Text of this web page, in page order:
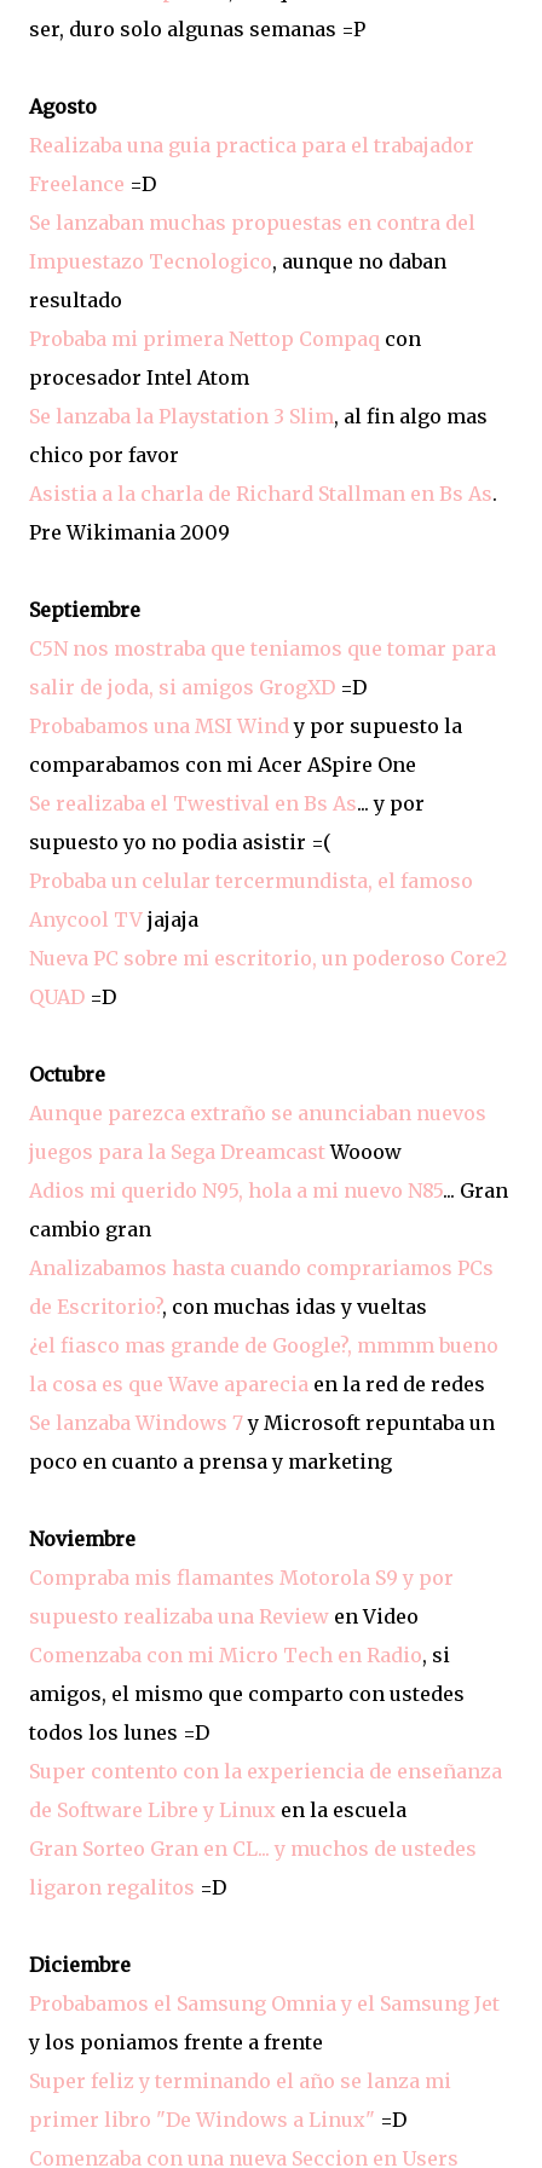
ser, duro solo algunas semanas =P
Agosto
Realizaba una guia practica para el trabajador
Freelance =D
Se lanzaban muchas propuestas en contra del
Impuestazo Tecnologico, aunque no daban
resultado
Probaba mi primera Nettop Compaq con
procesador Intel Atom
Se lanzaba la Playstation 3 Slim, al fin algo mas
chico por favor
Asistia a la charla de Richard Stallman en Bs As.
Pre Wikimania 2009
Septiembre
C5N nos mostraba que teniamos que tomar para
salir de joda, si amigos GrogXD =D
Probabamos una MSI Windy por supuesto la
comparabamos con mi Acer ASpire One
Se realizaba el Twestival en Bs As... y por
supuesto yo no podia asistir =(
Probaba un celular tercermundista, el famoso
Anycool TV jajaja
Nueva PC sobre mi escritorio, un poderoso Core2
QUAD =D
Octubre
Aunque parezca extraño se anunciaban nuevos
juegos para la Sega DreamcastWooow
Adios mi querido N95, hola a mi nuevo N85... Gran
cambio gran
Analizabamos hasta cuando comprariamos PCs
de Escritorio?, con muchas idas y vueltas
¿el fiasco mas grande de Google?, mmmm bueno
la cosa es que Wave aparecia en la red de redes
Se lanzaba Windows 7y Microsoft repuntaba un
poco en cuanto a prensa y marketing
Noviembre
Compraba mis flamantes Motorola S9 y por
supuesto realizaba una Review en Video
Comenzaba con mi Micro Tech en Radio, si
amigos, el mismo que comparto con ustedes
todos los lunes =D
Super contento con la experiencia de enseñanza
de Software Libre y Linux en la escuela
Gran Sorteo Gran en CL... y muchos de ustedes
ligaron regalitos =D
Diciembre
Probabamos el Samsung Omnia y el Samsung Jet
y los poniamos frente a frente
Super feliz y terminando el año se lanza mi
primer libro "De Windows a Linux" =D
Comenzaba con una nueva Seccion en Users